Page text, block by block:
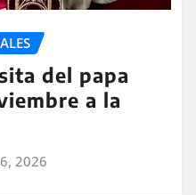
del papa
a la
2026